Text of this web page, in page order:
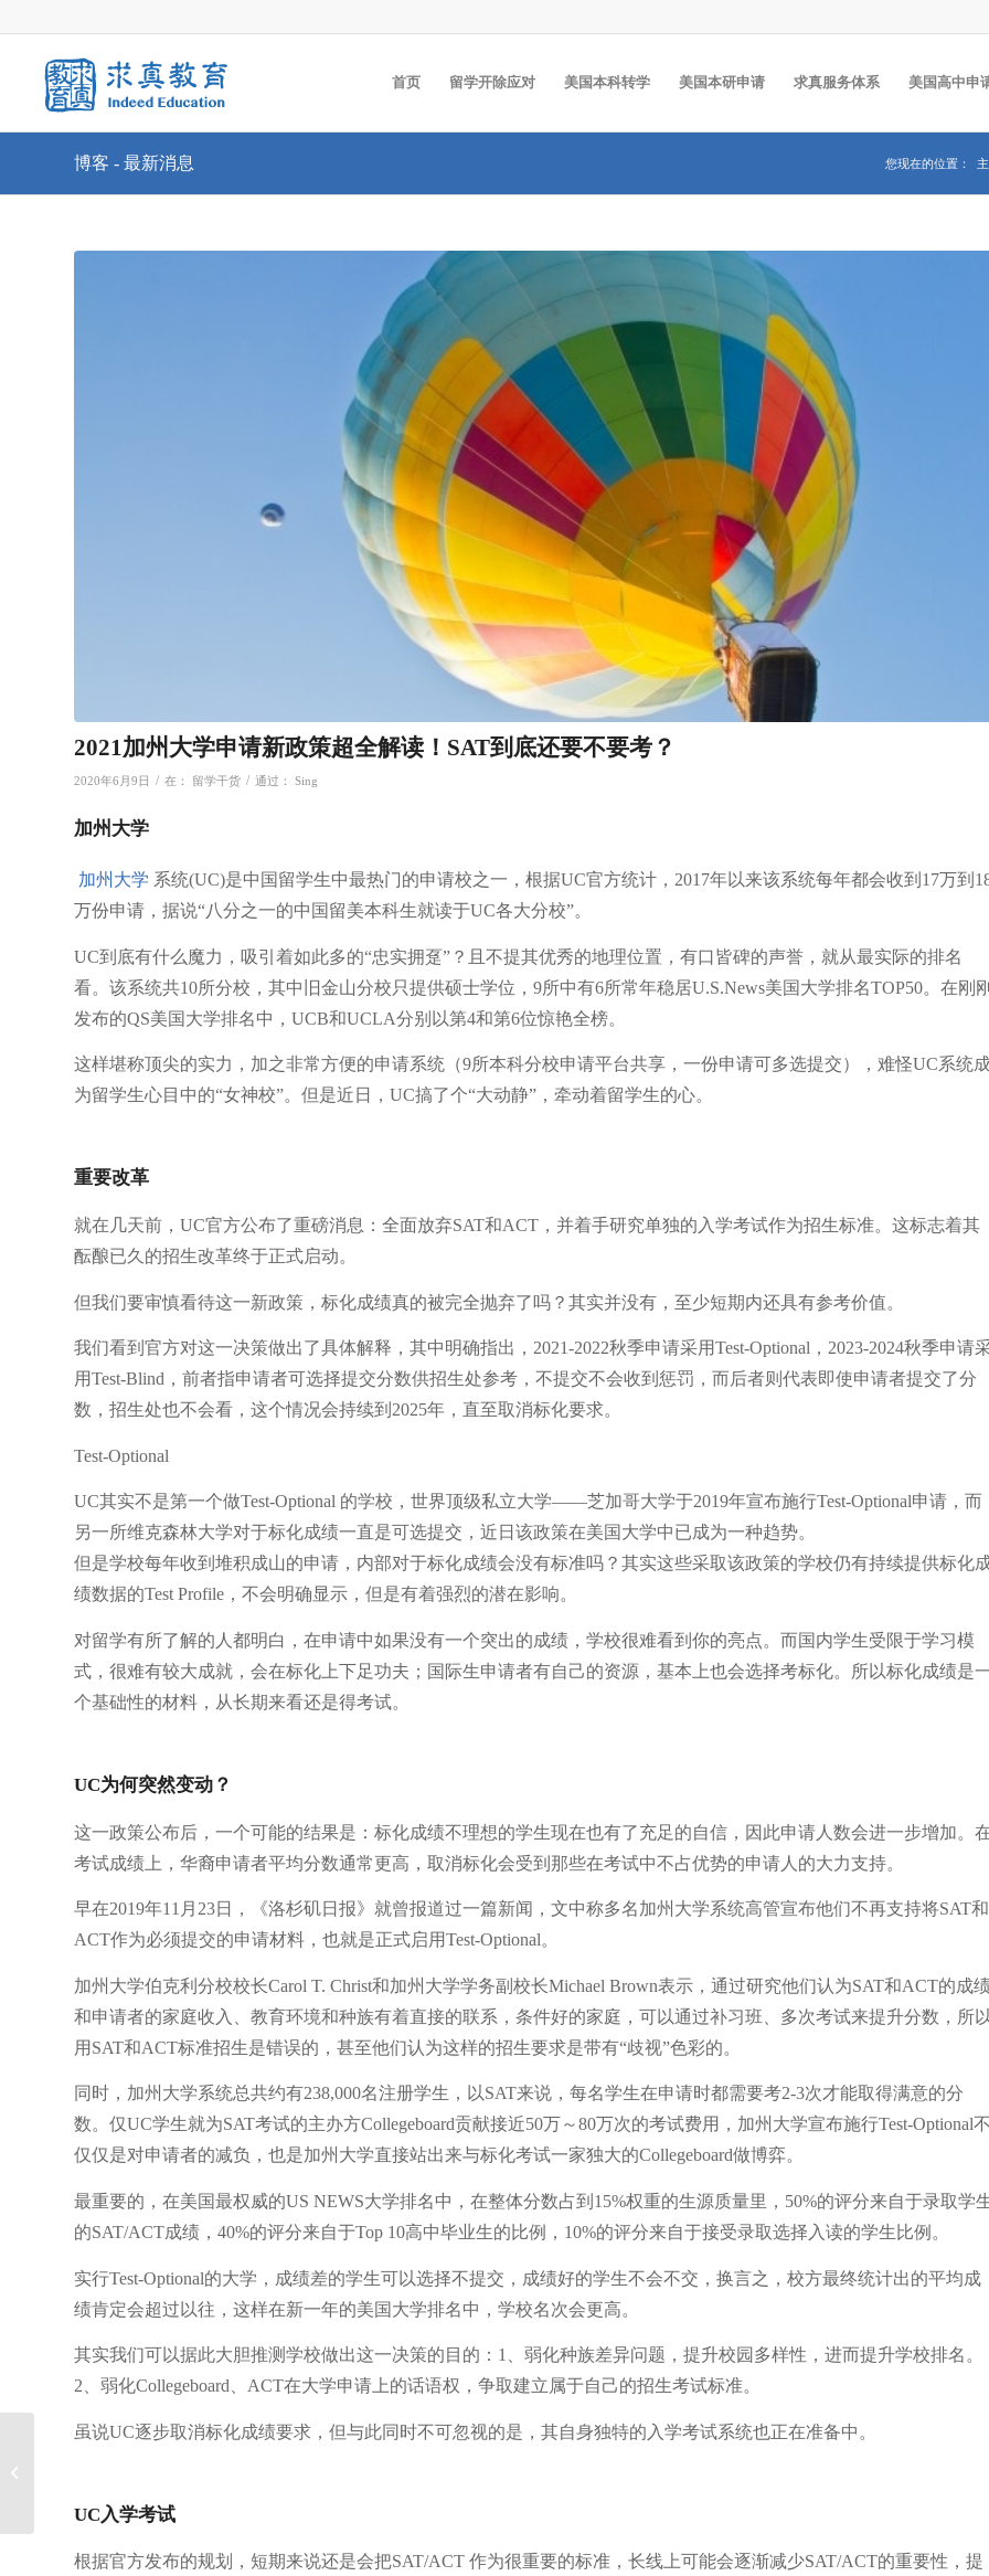
首页 留学开除应对 美国本科转学 美国本研申请 求真服务体系 美国高中申
博客 - 最新消息 您现在的位置：
2021加州大学申请新政策超全解读！SAT到底还要不要考？
2020年6月9日 / 在： 留学干货 / 通过： Sing
加州大学
加州大学 系统(UC)是中国留学生中最热门的申请校之一，根据UC官方统计，2017年以来该系统每年都会收到17万到
万份申请，据说“八分之一的中国留美本科生就读于UC各大分校”。
UC到底有什么魔力，吸引着如此多的“忠实拥趸”？且不提其优秀的地理位置，有口皆碑的声誉，就从最实际的排名
看。该系统共10所分校，其中旧金山分校只提供硕士学位，9所中有6所常年稳居U.S.News美国大学排名TOP50。在刚
发布的QS美国大学排名中，UCB和UCLA分别以第4和第6位惊艳全榜。
这样堪称顶尖的实力，加之非常方便的申请系统（9所本科分校申请平台共享，一份申请可多选提交），难怪UC系统
为留学生心目中的“女神校”。但是近日，UC搞了个“大动静”，牵动着留学生的心。
重要改革
就在几天前，UC官方公布了重磅消息：全面放弃SAT和ACT，并着手研究单独的入学考试作为招生标准。这标志着其
酝酿已久的招生改革终于正式启动。
但我们要审慎看待这一新政策，标化成绩真的被完全抛弃了吗？其实并没有，至少短期内还具有参考价值。
我们看到官方对这一决策做出了具体解释，其中明确指出，2021-2022秋季申请采用Test-Optional，2023-2024秋季申请
用Test-Blind，前者指申请者可选择提交分数供招生处参考，不提交不会收到惩罚，而后者则代表即使申请者提交了分
数，招生处也不会看，这个情况会持续到2025年，直至取消标化要求。
Test-Optional
UC其实不是第一个做Test-Optional 的学校，世界顶级私立大学——芝加哥大学于2019年宣布施行Test-Optional申请，而
另一所维克森林大学对于标化成绩一直是可选提交，近日该政策在美国大学中已成为一种趋势。
但是学校每年收到堆积成山的申请，内部对于标化成绩会没有标准吗？其实这些采取该政策的学校仍有持续提供标化
绩数据的Test Profile，不会明确显示，但是有着强烈的潜在影响。
对留学有所了解的人都明白，在申请中如果没有一个突出的成绩，学校很难看到你的亮点。而国内学生受限于学习模
式，很难有较大成就，会在标化上下足功夫；国际生申请者有自己的资源，基本上也会选择考标化。所以标化成绩是
个基础性的材料，从长期来看还是得考试。
UC为何突然变动？
这一政策公布后，一个可能的结果是：标化成绩不理想的学生现在也有了充足的自信，因此申请人数会进一步增加。
考试成绩上，华裔申请者平均分数通常更高，取消标化会受到那些在考试中不占优势的申请人的大力支持。
早在2019年11月23日，《洛杉矶日报》就曾报道过一篇新闻，文中称多名加州大学系统高管宣布他们不再支持将SAT和
ACT作为必须提交的申请材料，也就是正式启用Test-Optional。
加州大学伯克利分校校长Carol T. Christ和加州大学学务副校长Michael Brown表示，通过研究他们认为SAT和ACT的成
和申请者的家庭收入、教育环境和种族有着直接的联系，条件好的家庭，可以通过补习班、多次考试来提升分数，所
用SAT和ACT标准招生是错误的，甚至他们认为这样的招生要求是带有“歧视”色彩的。
同时，加州大学系统总共约有238,000名注册学生，以SAT来说，每名学生在申请时都需要考2-3次才能取得满意的分
数。仅UC学生就为SAT考试的主办方Collegeboard贡献接近50万～80万次的考试费用，加州大学宣布施行Test-Optional
仅仅是对申请者的减负，也是加州大学直接站出来与标化考试一家独大的Collegeboard做博弈。
最重要的，在美国最权威的US NEWS大学排名中，在整体分数占到15%权重的生源质量里，50%的评分来自于录取学
的SAT/ACT成绩，40%的评分来自于Top 10高中毕业生的比例，10%的评分来自于接受录取选择入读的学生比例。
实行Test-Optional的大学，成绩差的学生可以选择不提交，成绩好的学生不会不交，换言之，校方最终统计出的平均成
绩肯定会超过以往，这样在新一年的美国大学排名中，学校名次会更高。
其实我们可以据此大胆推测学校做出这一决策的目的：1、弱化种族差异问题，提升校园多样性，进而提升学校排名。
2、弱化Collegeboard、ACT在大学申请上的话语权，争取建立属于自己的招生考试标准。
虽说UC逐步取消标化成绩要求，但与此同时不可忽视的是，其自身独特的入学考试系统也正在准备中。
UC入学考试
根据官方发布的规划，短期来说还是会把SAT/ACT 作为很重要的标准，长线上可能会逐渐减少SAT/ACT的重要性，提